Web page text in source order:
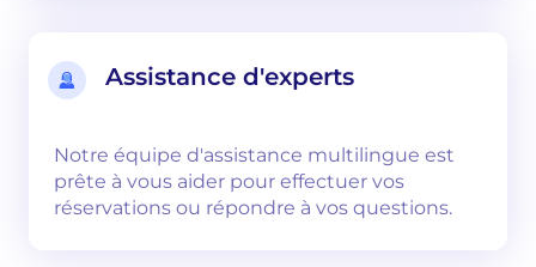
Assistance d'experts
Notre équipe d'assistance multilingue est
prête à vous aider pour effectuer vos
réservations ou répondre à vos questions.